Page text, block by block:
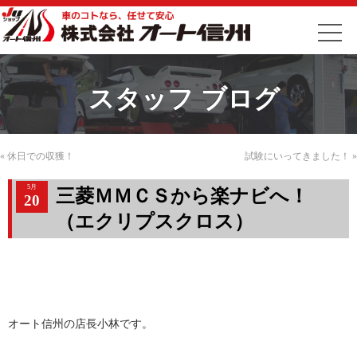
スタッフ ブログ
« 休日での収獲！ 試験にいってきました！ »
5月
20
三菱ＭＭＣＳから楽ナビへ！
（エクリプスクロス）
オート信州の店長小林です。